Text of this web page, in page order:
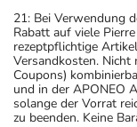
21: Bei Verwendung
Rabatt auf viele
rezeptpflichtige
Versandkosten.
Coupons)
und in der APONEO
solange der Vorrat
zu beenden. Keine